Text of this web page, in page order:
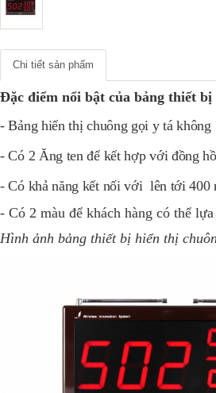
Chi tiết sản phẩm
Đặc điểm nổi bật của bảng thiết
- Bảng hiển thị chuông gọi y tá
- Có 2 Ăng ten để kết hợp với đồng
- Có khả năng kết nối với lên tới 400
- Có 2 màu để khách hàng có thể
Hình ảnh bảng thiết bị hiển thị